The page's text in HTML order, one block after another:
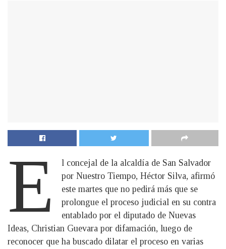
E
l concejal de la alcaldía de San Salvador
por Nuestro Tiempo, Héctor Silva, afirmó
este martes que no pedirá más que se
prolongue el proceso judicial en su contra
entablado por el diputado de Nuevas
Ideas, Christian Guevara por difamación, luego de
reconocer que ha buscado dilatar el proceso en varias